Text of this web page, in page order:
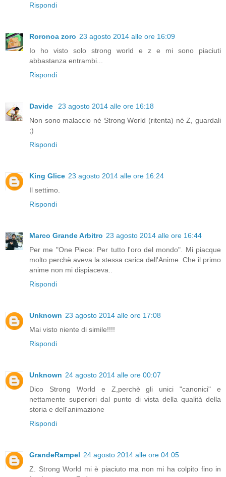
Rispondi
Roronoa zoro 23 agosto 2014 alle ore 16:09
Io ho visto solo strong world e z e mi sono piaciuti
abbastanza entrambi...
Rispondi
Davide
23 agosto 2014 alle ore 16:18
Non sono malaccio né Strong World (ritenta) né Z, guardali
;)
Rispondi
King Glice 23 agosto 2014 alle ore 16:24
Il settimo.
Rispondi
Marco Grande Arbitro 23 agosto 2014 alle ore 16:44
Per me "One Piece: Per tutto l'oro del mondo". Mi piacque
molto perchè aveva la stessa carica dell'Anime. Che il primo
anime non mi dispiaceva..
Rispondi
Unknown 23 agosto 2014 alle ore 17:08
Mai visto niente di simile!!!!
Rispondi
Unknown 24 agosto 2014 alle ore 00:07
Dico Strong World e Z,perchè gli unici "canonici" e
nettamente superiori dal punto di vista della qualità della
storia e dell'animazione
Rispondi
GrandeRampel 24 agosto 2014 alle ore 04:05
Z. Strong World mi è piaciuto ma non mi ha colpito fino in